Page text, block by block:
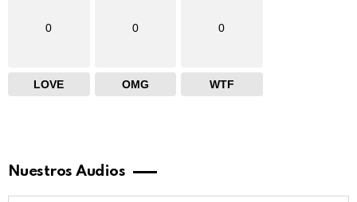
0
LOVE
0
OMG
0
WTF
Nuestros Audios